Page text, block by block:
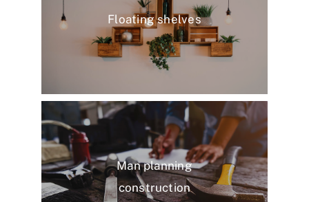
Floating shelves
Man planning
construction